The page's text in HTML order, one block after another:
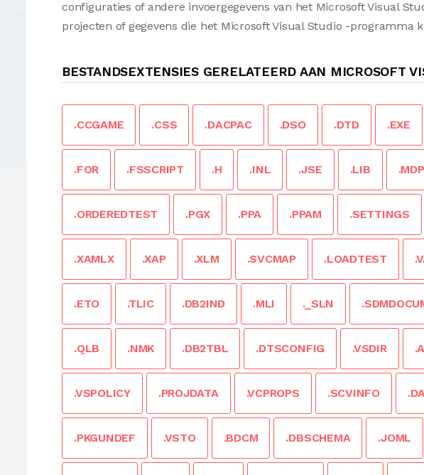
configuraties of andere invoergegevens van het Microsoft Visual
projecten of gegevens die het Microsoft Visual Studio -programma
BESTANDSEXTENSIES GERELATEERD AAN MICROSOFT
.CCGAME .CSS .DACPAC .DSO .DTD .EXE
.FOR .FSSCRIPT .H .INL .JSE .LIB .MDP
.ORDEREDTEST .PGX .PPA .PPAM .SETTINGS
.XAMLX .XAP .XLM .SVCMAP .LOADTEST
.ETO .TLIC .DB2IND .MLI ._SLN
.QLB .NMK .DB2TBL .DTSCONFIG .VSDIR
.VSPOLICY .PROJDATA .VCPROPS .SCVINFO
.PKGUNDEF .VSTO .BDCM .DBSCHEMA .JOML